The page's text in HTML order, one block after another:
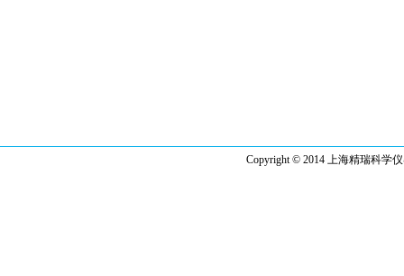
Copyright © 2014 上海精瑞科学